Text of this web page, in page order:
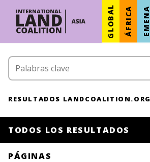
GLOBAL ÁFRICA EMENA
RESULTADOS LANDCOALITION.ORG
TODOS LOS RESULTADOS
PÁGINAS